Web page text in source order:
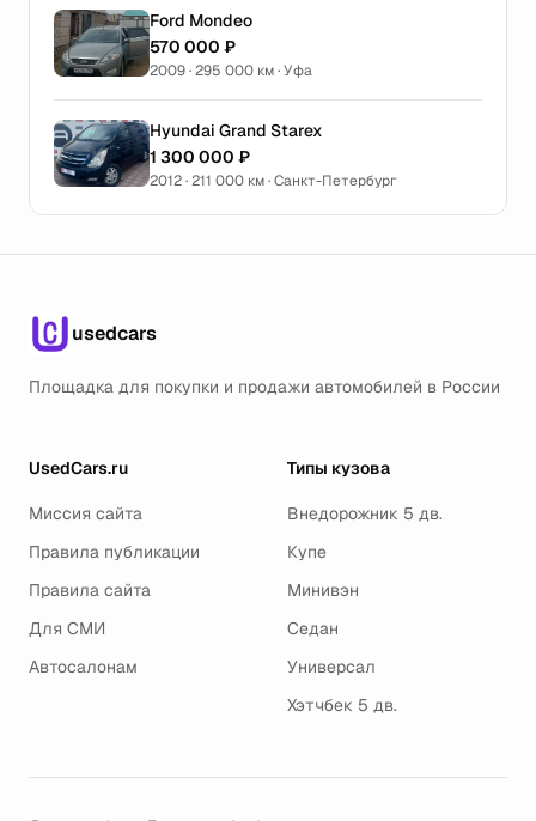
Ford Mondeo
570 000 ₽
2009 · 295 000 км · Уфа
Hyundai Grand Starex
1 300 000 ₽
2012 · 211 000 км · Санкт-Петербург
usedcars
Площадка для покупки и продажи автомобилей в России
UsedCars.ru
Миссия сайта
Правила публикации
Правила сайта
Для СМИ
Автосалонам
Типы кузова
Внедорожник 5 дв.
Купе
Минивэн
Седан
Универсал
Хэтчбек 5 дв.